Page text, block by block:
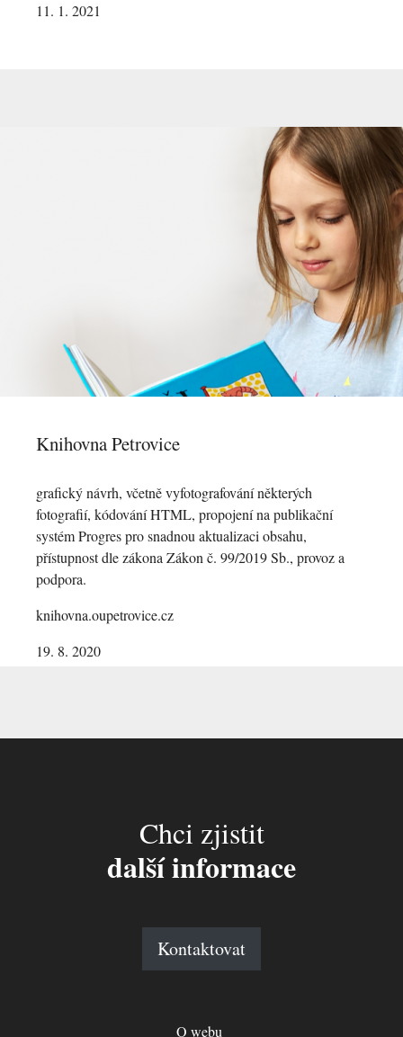
11. 1. 2021
Knihovna Petrovice
grafický návrh, včetně vyfotografování některých
fotografií, kódování HTML, propojení na publikační
systém Progres pro snadnou aktualizaci obsahu,
přístupnost dle zákona Zákon č. 99/2019 Sb., provoz a
podpora.
knihovna.oupetrovice.cz
19. 8. 2020
Chci zjistit
další informace
Kontaktovat
O webu